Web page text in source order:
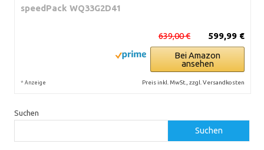
speedPack WQ33G2D41
599,99 €
639,00 €
Bei Amazon
ansehen
* Anzeige Preis inkl. MwSt., zzgl. Versandkosten
Suchen
Suchen